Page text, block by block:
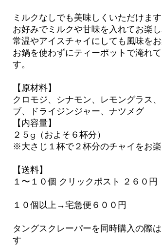
ミルクなしでも美味しくいただけます
お好みでミルクや甘味を入れてお楽し
常温やアイスチャイにしても風味をお
お鍋を使わずにティーポットで淹れ
す。
【原材料】
クロモジ、シナモン、レモングラス
ブ、ドライジンジャー、ナツメグ
【内容量】
２５g（およそ６杯分）
※大さじ１杯で２杯分のチャイをお
【送料】
１〜１０個 クリックポスト ２６０円
１０個以上→宅急便６００円
タングスクレーパーを同時購入の際
す